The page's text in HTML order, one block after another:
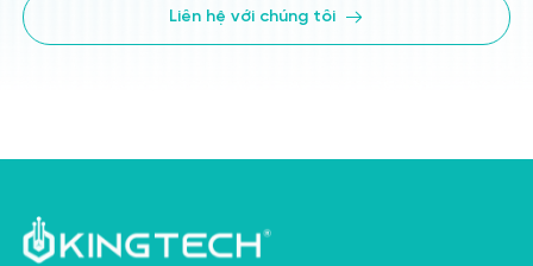
Liên hệ với chúng tôi